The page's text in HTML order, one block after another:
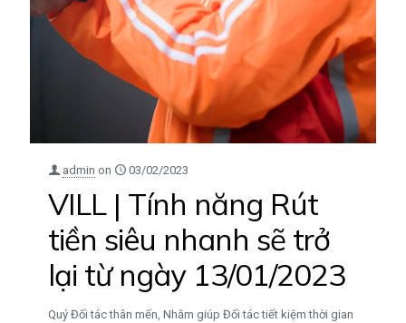
admin on 03/02/2023
VILL | Tính năng Rút
tiền siêu nhanh sẽ trở
lại từ ngày 13/01/2023
Quý Đối tác thân mến, Nhằm giúp Đối tác tiết kiệm thời gian